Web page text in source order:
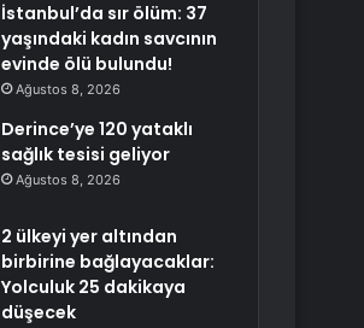
İstanbul’da sır ölüm: 37
yaşındaki kadın savcının
evinde ölü bulundu!
Ağustos 8, 2026
Derince’ye 120 yataklı
sağlık tesisi geliyor
Ağustos 8, 2026
2 ülkeyi yer altından
birbirine bağlayacaklar:
Yolculuk 25 dakikaya
düşecek